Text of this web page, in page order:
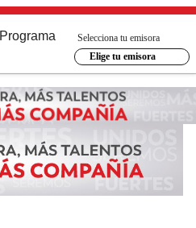
Programa
Selecciona tu emisora
Elige tu emisora